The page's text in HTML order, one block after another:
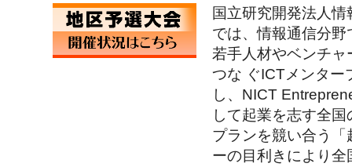
国立研究開発法人
では、情報通信分
若手人材やベンチ
つな ぐICTメンター
し、NICT
して起業を志す全
プランを競い合う
ーの目利きにより